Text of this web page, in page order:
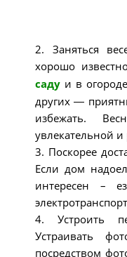
2. Заняться
хорошо
саду и в
других ―
избежать.
увлекательной
3. Поскорее
Если дом
интересен –
4. Устроить
Устраивать
посредством